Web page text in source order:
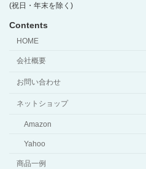
(祝日・年末を除く)
Contents
HOME
会社概要
お問い合わせ
ネットショップ
Amazon
Yahoo
商品一例